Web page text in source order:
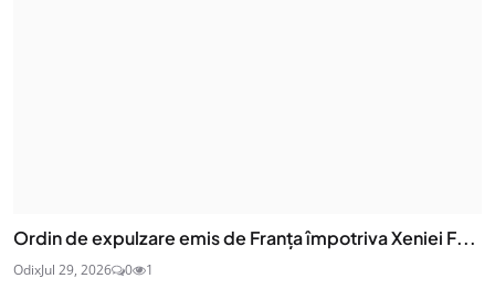
Ordin de expulzare emis de Franța împotriva Xeniei F...
OdixJul 29, 2026 0 1